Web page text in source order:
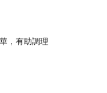
，有助調理